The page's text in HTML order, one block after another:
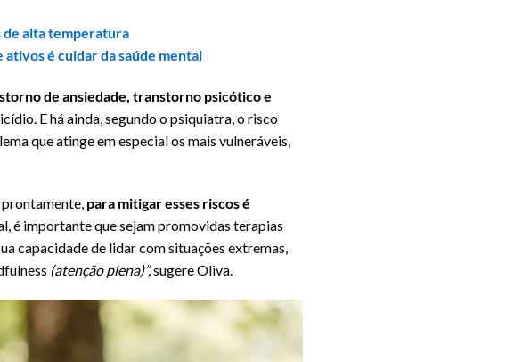
de alta temperatura
é cuidar da saúde mental
de ansiedade, transtorno psicótico e
E há ainda, segundo o psiquiatra, o risco
que atinge em especial os mais vulneráveis,
para mitigar esses riscos é
é importante que sejam promovidas terapias
capacidade de lidar com situações extremas,
(atenção plena)”,sugere Oliva.